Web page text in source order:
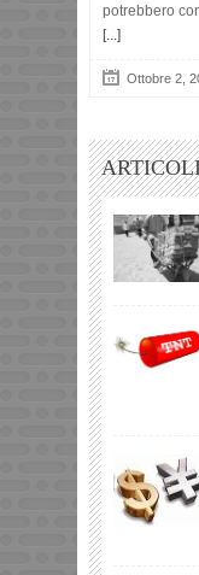
potrebbero
[...]
Ottobre 2,